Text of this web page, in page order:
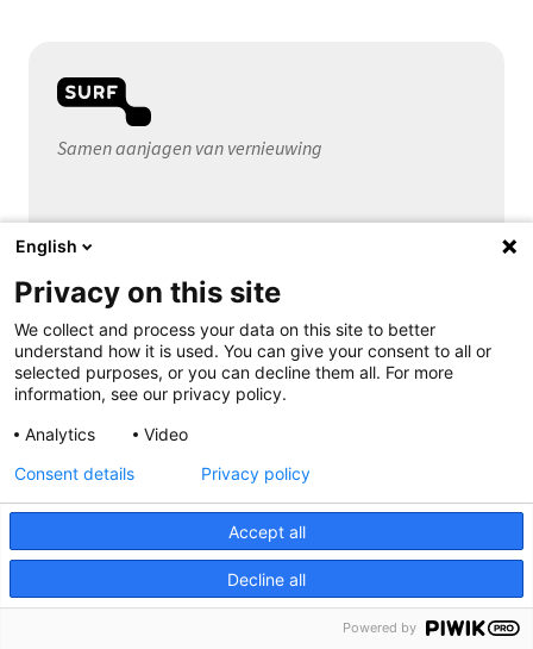
Samen aanjagen van vernieuwing
Contact Copyright Disclaimer Privacy
English
Privacy on this site
We collect and process your data on this site to better
understand how it is used. You can give your consent to all or
selected purposes, or you can decline them all. For more
information, see our privacy policy.
Analytics
Video
Accept all
Decline all
Consent details Privacy policy
Powered by